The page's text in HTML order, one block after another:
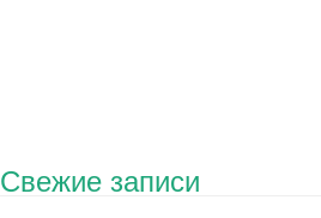
Свежие записи